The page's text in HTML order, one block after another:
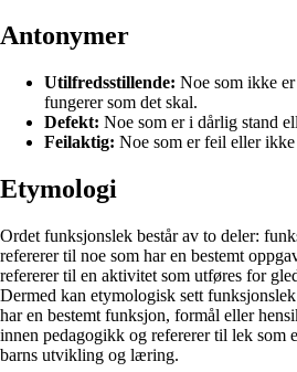
Antonymer
Utilfredsstillende: Noe som ikke
fungerer som det skal.
Defekt: Noe som er i dårlig stand
Feilaktig: Noe som er feil eller
Etymologi
Ordet funksjonslek består av to deler:
refererer til noe som har en bestemt
refererer til en aktivitet som utføres for
Dermed kan etymologisk sett
har en bestemt funksjon, formål eller
innen pedagogikk og refererer til lek som
barns utvikling og læring.